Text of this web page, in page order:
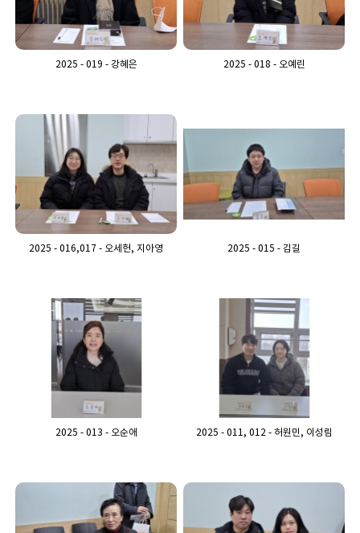
2025 - 019 - 강혜은 2025 - 018 - 오예린
2025 - 016,017 - 오세헌, 지아영 2025 - 015 - 김길
2025 - 013 - 오순애 2025 - 011, 012 - 허원민, 이성림